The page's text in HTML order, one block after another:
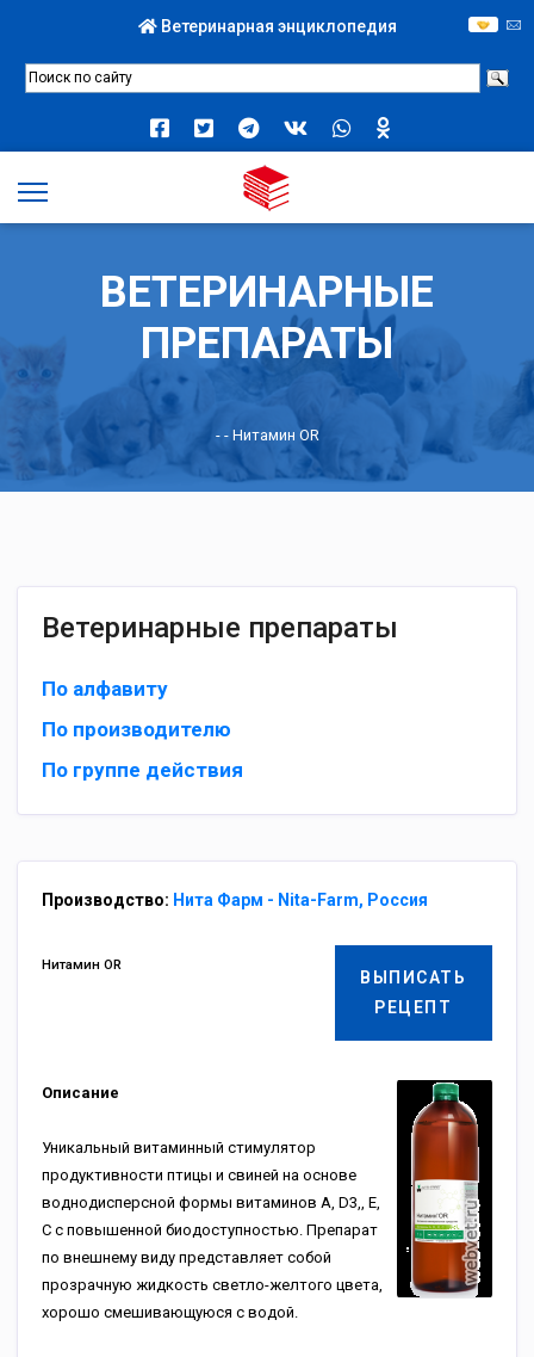
Ветеринарная энциклопедия
ВЕТЕРИНАРНЫЕ
ПРЕПАРАТЫ
- - Нитамин OR
Ветеринарные препараты
По алфавиту
По производителю
По группе действия
Производство: Нита Фарм - Nita-Farm, Россия
ВЫПИСАТЬ
РЕЦЕПТ
Нитамин OR
Описание
Уникальный витаминный стимулятор
продуктивности птицы и свиней на основе
воднодисперсной формы витаминов А, D3,, Е,
С с повышенной биодоступностью. Препарат
по внешнему виду представляет собой
прозрачную жидкость светло-желтого цвета,
хорошо смешивающуюся с водой.